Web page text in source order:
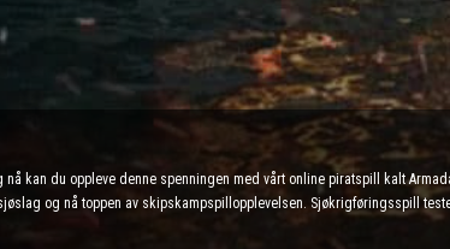
kan du oppleve denne spenningen med vårt online piratspill kalt
og nå toppen av skipskampspillopplevelsen. Sjøkrigføringsspill